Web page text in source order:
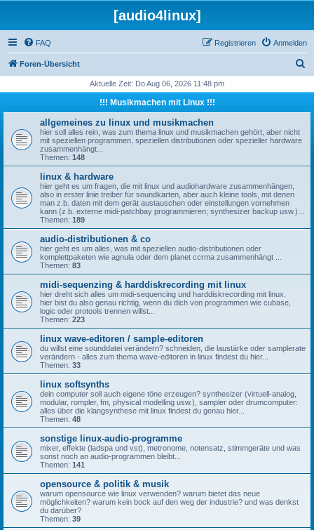
[audio4linux]
FAQ Anmelden
Registrieren
Foren-Übersicht
h
Aktuelle Zeit: Do Aug 06, 2026 11:48 pm
!!! Musikmachen mit Linux !!!
allgemeines zu linux und musikmachen
hier soll alles rein, was zum thema linux und musikmachen gehört, aber nicht
mit speziellen programmen, speziellen distributionen oder spezieller hardware
zusammenhängt...
Themen: 148
linux & hardware
hier geht es um fragen, die mit linux und audiohardware zusammenhängen,
also in erster linie treiber für soundkarten, aber auch kleine tools, mit denen
man z.b. daten mit dem gerät austauschen oder einstellungen vornehmen
kann (z.b. externe midi-patchbay programmieren; synthesizer backup usw.)...
Themen: 189
audio-distributionen & co
hier geht es um alles, was mit speziellen audio-distributionen oder
komplettpaketen wie agnula oder dem planet ccrma zusammenhängt ...
Themen: 83
midi-sequenzing & harddiskrecording mit linux
hier dreht sich alles um midi-sequencing und harddiskrecording mit linux.
hier bist du also genau richtig, wenn du dich von programmen wie cubase,
logic oder protools trennen willst...
Themen: 223
linux wave-editoren / sample-editoren
du willst eine sounddatei verändern? schneiden, die laustärke oder samplerate
verändern - alles zum thema wave-editoren in linux findest du hier...
Themen: 33
linux softsynths
dein computer soll auch eigene töne erzeugen? synthesizer (virtuell-analog,
modular, rompler, fm, physical modelling usw.), sampler oder drumcomputer:
alles über die klangsynthese mit linux findest du genau hier...
Themen: 48
sonstige linux-audio-programme
mixer, effekte (ladspa und vst), metronome, notensatz, stimmgeräte und was
sonst noch an audio-programmen bleibt...
Themen: 141
opensource & politik & musik
warum opensource wie linux verwenden? warum bietet das neue
möglichkeiten? warum kein bock auf den weg der industrie? und was denkst
du darüber?
Themen: 39